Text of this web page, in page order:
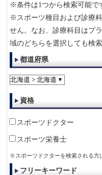
※条件は1つから検索可能で
※スポーツ種目および診療
せん。なお、診療科目はプ
域のどちらを選択しても検索
都道府県
資格
スポーツドクター
スポーツ栄養士
※スポーツドクターを検索される方
フリーキーワード